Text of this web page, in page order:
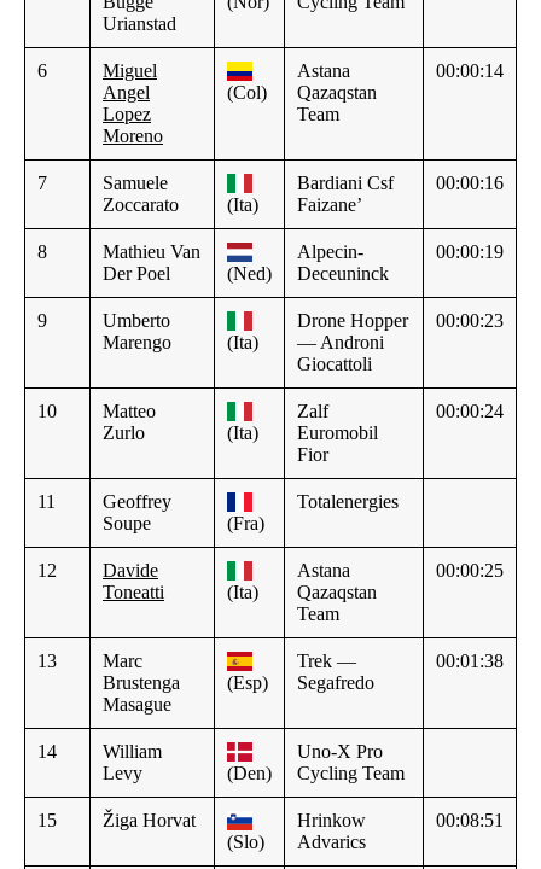
Urianstad
6
Miguel
Angel
Lopez
Moreno
(Col)
Astana
Qazaqstan
Team
00:00:14
7
Samuele
Zoccarato
(Ita)
Bardiani Csf
Faizane’
00:00:16
8
Mathieu Van
Der Poel
(Ned)
Alpecin-
Deceuninck
00:00:19
9
Umberto
Marengo
(Ita)
Drone Hopper
— Androni
Giocattoli
00:00:23
10
Matteo
Zurlo
(Ita)
Zalf
Euromobil
Fior
00:00:24
11
Geoffrey
Soupe
(Fra)
Totalenergies
12
Davide
Toneatti
(Ita)
Astana
Qazaqstan
Team
00:00:25
13
Marc
Brustenga
Masague
(Esp)
Trek —
Segafredo
00:01:38
14
William
Levy
(Den)
Uno-X Pro
Cycling Team
15
Žiga Horvat
(Slo)
Hrinkow
Advarics
00:08:51